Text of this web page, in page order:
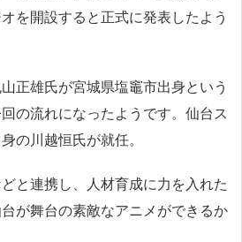
を開設すると正式に発表したよう
正雄氏が宮城県塩竈市出身という
の流れになったようです。仙台ス
の川越恒氏が就任。
どと連携し、人材育成に力を入れた
が舞台の素敵なアニメができるか